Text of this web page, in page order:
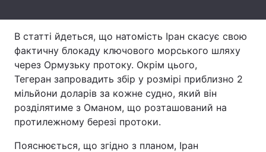
Тема оформлення
В статті йдеться, що натомість Іран скасує свою
фактичну блокаду ключового морського шляху
через Ормузьку протоку. Окрім цього,
Тегеран запровадить збір у розмірі приблизно 2
мільйони доларів за кожне судно, який він
розділятиме з Оманом, що розташований на
протилежному березі протоки.
Пояснюється, що згідно з планом, Іран